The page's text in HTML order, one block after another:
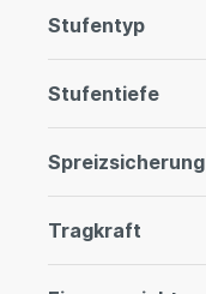
Stufentyp
Stufentiefe
Spreizsicherung
Tragkraft